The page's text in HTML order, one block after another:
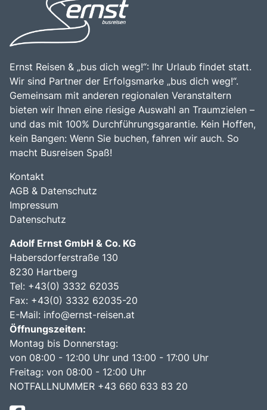
Ernst Reisen & „bus dich weg!“: Ihr Urlaub findet statt.
Wir sind Partner der Erfolgsmarke „bus dich weg!“.
Gemeinsam mit anderen regionalen Veranstaltern
bieten wir Ihnen eine riesige Auswahl an Traumzielen –
und das mit 100% Durchführungsgarantie. Kein Hoffen,
kein Bangen: Wenn Sie buchen, fahren wir auch. So
macht Busreisen Spaß!
Kontakt
AGB & Datenschutz
Impressum
Datenschutz
Adolf Ernst GmbH & Co. KG
Habersdorferstraße 130
8230 Hartberg
Tel: +43(0) 3332 62035
Fax: +43(0) 3332 62035-20
E-Mail: info@ernst-reisen.at
Öffnungszeiten:
Montag bis Donnerstag:
von 08:00 - 12:00 Uhr und 13:00 - 17:00 Uhr
Freitag: von 08:00 - 12:00 Uhr
NOTFALLNUMMER +43 660 633 83 20